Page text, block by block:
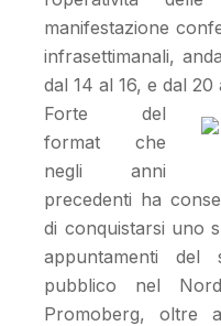
manifestazione
infrasettimanali,
dal 14 al 16, e dal
Forte del
format che
negli anni
precedenti ha
di conquistarsi uno
appuntamenti
pubblico nel
Promoberg, oltre